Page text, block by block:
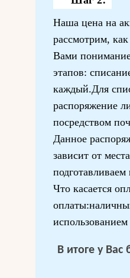
Наша цена на
рассмотрим,
Вами
этапов:
каждый.Для
распоряжение
посредством
Данное
зависит от
Что касается
В итоге у